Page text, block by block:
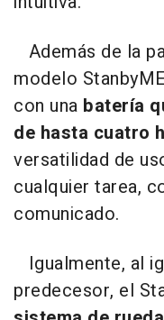
Además de la
modelo
con una batería
de hasta cuatro
versatilidad de
cualquier tarea,
comunicado.
Igualmente, al
predecesor, el